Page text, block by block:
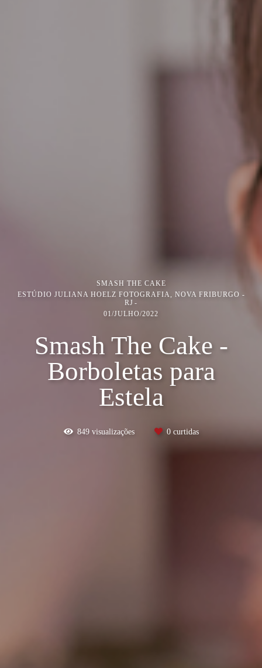
SMASH THE CAKE
ESTÚDIO JULIANA HOELZ FOTOGRAFIA, NOVA FRIBURGO -
RJ
01/JULHO/2022
Smash The Cake -
Borboletas para
Estela
849visualizações 0curtidas